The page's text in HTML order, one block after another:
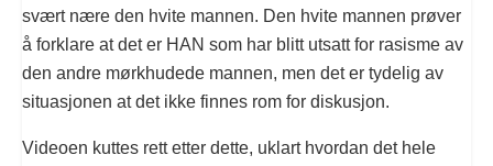
svært nære den hvite mannen. Den hvite mannen prøver
å forklare at det er HAN som har blitt utsatt for rasisme av
den andre mørkhudede mannen, men det er tydelig av
situasjonen at det ikke finnes rom for diskusjon.
Videoen kuttes rett etter dette, uklart hvordan det hele